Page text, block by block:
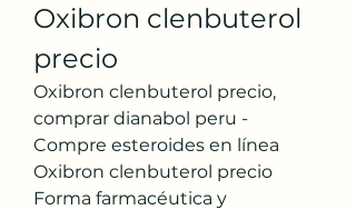
Oxibron clenbuterol
precio
Oxibron clenbuterol precio,
comprar dianabol peru -
Compre esteroides en línea
Oxibron clenbuterol precio
Forma farmacéutica y